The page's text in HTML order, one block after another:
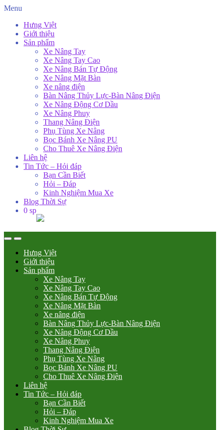
Menu
Hưng Việt
Giới thiệu
Sản phẩm
Xe Nâng Tay
Xe Nâng Tay Cao
Xe Nâng Bán Tự Động
Xe Nâng Mặt Bàn
Xe nâng điện
Bàn Nâng Thủy Lực-Bàn Nâng Điện
Xe Nâng Động Cơ Dầu
Xe Nâng Phuy
Thang Nâng Điện
Phụ Tùng Xe Nâng
Bọc Bánh Xe Nâng PU
Cho Thuê Xe Nâng Điện
Liên hệ
Tin Tức – Hỏi đáp
Bạn Cần Biết
Hỏi – Đáp
Kinh Nghiệm Mua Xe
Blog Thời Sự
0 sp
Hưng Việt
Giới thiệu
Sản phẩm
Xe Nâng Tay
Xe Nâng Tay Cao
Xe Nâng Bán Tự Động
Xe Nâng Mặt Bàn
Xe nâng điện
Bàn Nâng Thủy Lực-Bàn Nâng Điện
Xe Nâng Động Cơ Dầu
Xe Nâng Phuy
Thang Nâng Điện
Phụ Tùng Xe Nâng
Bọc Bánh Xe Nâng PU
Cho Thuê Xe Nâng Điện
Liên hệ
Tin Tức – Hỏi đáp
Bạn Cần Biết
Hỏi – Đáp
Kinh Nghiệm Mua Xe